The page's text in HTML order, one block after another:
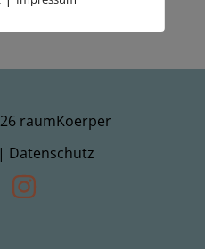
raumKoerper
| Datenschutz